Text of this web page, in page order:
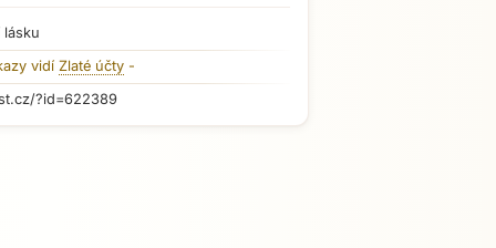
lásku
vidí Zlaté účty -
?id=622389